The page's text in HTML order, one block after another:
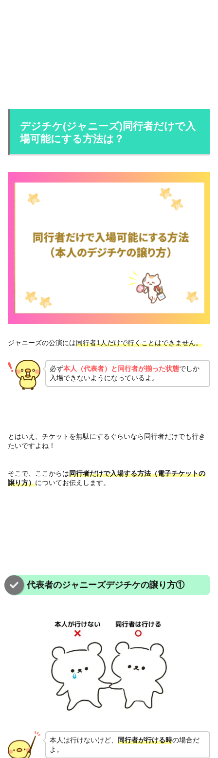
デジチケ(ジャニーズ)同行者だけで入
場可能にする方法は？
ジャニーズの公演には同行者1人だけで行くことはできません。
必ず本人（代表者）と同行者が揃った状態でしか
入場できないようになっているよ。
とはいえ、チケットを無駄にするぐらいなら同行者だけでも行き
たいですよね！
そこで、ここからは同行者だけで入場する方法（電子チケットの
譲り方）についてお伝えします。
代表者のジャニーズデジチケの譲り方①
本人は行けないけど、 同行者が行ける時の場合だ
よ。